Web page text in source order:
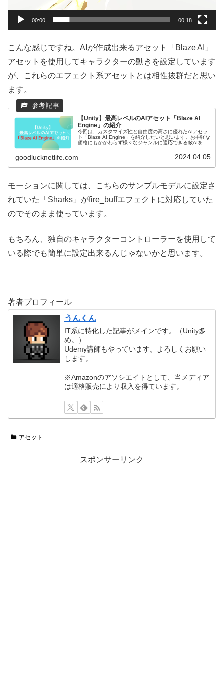
00:00 00:18
こんな感じですね。AIが作成出来るアセット「Blaze AI」
アセットを使用してキャラクターの動きを設定しています
が、これらのエフェクト系アセットとは相性抜群だと思い
ます。
【Unity】最高レベルのAIアセット「Blaze AI
Engine」の紹介
今回は、カスタマイズ性と自由度の高さに優れたAIアセッ
ト「Blaze AI Engine」を紹介したいと思います。お手軽な
価格にもかかわらず様々なジャンルに適応できる敵AIをと
goodlucknetlife.com 2024.04.05
モーションに関しては、こちらのサンプルモデルに設定さ
れていた「Sharks」がfire_buffエフェクトに対応していた
のでそのまま使っています。
もちろん、独自のキャラクターコントローラーを使用して
いる際でも簡単に設定出来るんじゃないかと思います。
著者プロフィール
うんくん
IT系に特化した記事がメインです。（Unity多
め。）
Udemy講師もやっています。よろしくお願い
します。
※Amazonのアソシエイトとして、当メディア
は適格販売により収入を得ています。
アセット
スポンサーリンク